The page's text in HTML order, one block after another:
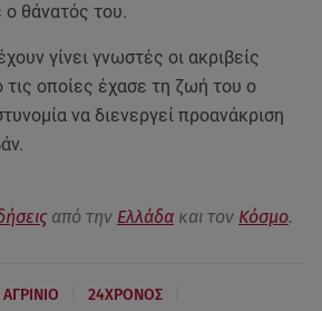
θάνατός του.
γίνει γνωστές οι ακριβείς
οποίες έχασε τη ζωή του ο
να διενεργεί προανάκριση
από την Ελλάδα και τον Κόσμο.
ΑΓΡΙΝΙΟ 24ΧΡΟΝΟΣ